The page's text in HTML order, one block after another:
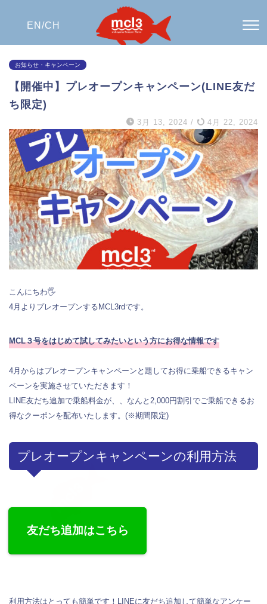
EN/CH
お知らせ・キャンペーン
【開催中】プレオープンキャンペーン(LINE友だ
ち限定)
3月 13, 2024 / 4月 22, 2024
こんにちわ🖐️
4月よりプレオープンするMCL3rdです。
MCL３号をはじめて試してみたいという方にお得な情報です
4月からはプレオープンキャンペーンと題してお得に乗船できるキャン
ペーンを実施させていただきます！
LINE友だち追加で乗船料金が、、なんと2,000円割引でご乗船できるお
得なクーポンを配布いたします。(※期間限定)
プレオープンキャンペーンの利用方法
友だち追加はこちら
利用方法はとっても簡単です！LINEに友だち追加して簡単なアンケー